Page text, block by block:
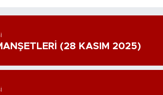
(28 KASIM 2025)